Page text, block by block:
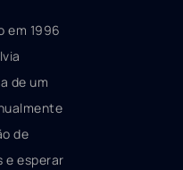
em 1996
de um
de
e esperar